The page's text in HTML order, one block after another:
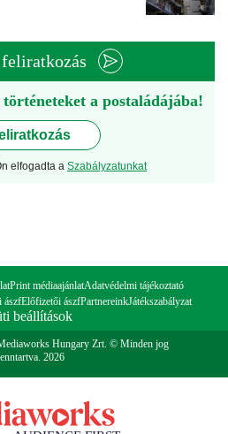
a postaládájába!
elfogadta a Szabályzatunkat
Print médiaajánlatAdatvédelmi tájékoztató
ászfElőfizetői ászfPartnereinkJátékszabályzat
beállítások
Hungary Zrt. © Minden jog
2026